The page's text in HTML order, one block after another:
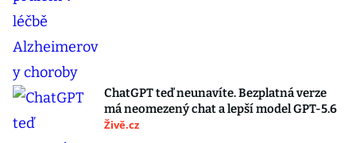
ChatGPT teď neunavíte. Bezplatná verze
má neomezený chat a lepší model GPT-5.6
Živě.cz